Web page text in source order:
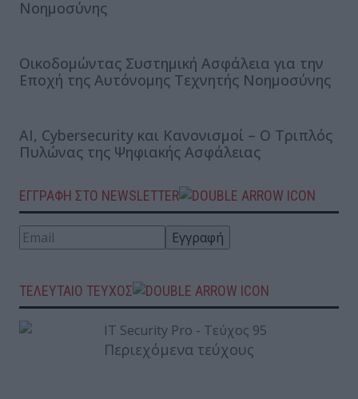
Νοημοσύνης
Οικοδομώντας Συστημική Ασφάλεια για την
Εποχή της Αυτόνομης Τεχνητής Νοημοσύνης
AI, Cybersecurity και Κανονισμοί – Ο Τριπλός
Πυλώνας της Ψηφιακής Ασφάλειας
ΕΓΓΡΑΦΗ ΣΤΟ NEWSLETTER
ΤΕΛΕΥΤΑΙΟ ΤΕΥΧΟΣ
Περιεχόμενα τεύχους